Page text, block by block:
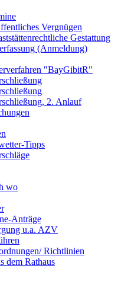
Vergnügen
Gestattung
(Anmeldung)
"BayGibitR"
2. Anlauf
Tipps
wo
Anträge
u.a. AZV
Richtlinien
dem Rathaus